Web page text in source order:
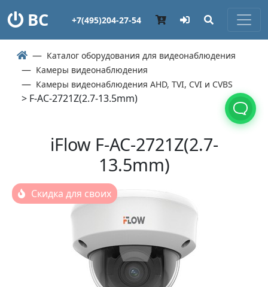
ВС +7(495)204-27-54
Каталог оборудования для видеонаблюдения
Камеры видеонаблюдения
Камеры видеонаблюдения AHD, TVI, CVI и CVBS
> F-AC-2721Z(2.7-13.5mm)
iFlow F-AC-2721Z(2.7-
13.5mm)
Скидка для своих